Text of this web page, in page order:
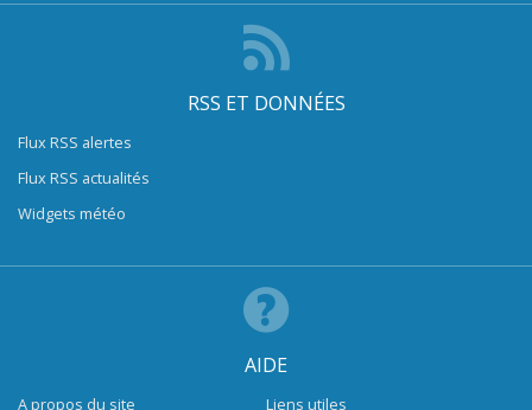
RSS ET DONNÉES
Flux RSS alertes
Flux RSS actualités
Widgets météo
AIDE
A propos du site Liens utiles